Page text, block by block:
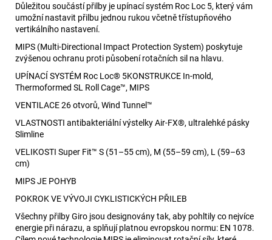
Důležitou součástí přilby je upínací systém Roc Loc 5, který vám
umožní nastavit přilbu jednou rukou včetně třístupňového
vertikálního nastavení.
MIPS (Multi-Directional Impact Protection System) poskytuje
zvýšenou ochranu proti působení rotačních sil na hlavu.
UPÍNACÍ SYSTÉM Roc Loc® 5KONSTRUKCE In-mold,
Thermoformed SL Roll Cage™, MIPS
VENTILACE 26 otvorů, Wind Tunnel™
VLASTNOSTI antibakteriální výstelky Air-FX®, ultralehké pásky
Slimline
VELIKOSTI Super Fit™ S (51–55 cm), M (55–59 cm), L (59–63
cm)
MIPS JE POHYB
POKROK VE VÝVOJI CYKLISTICKÝCH PŘILEB
Všechny přilby Giro jsou designovány tak, aby pohltily co nejvíce
energie při nárazu, a splňují platnou evropskou normu: EN 1078.